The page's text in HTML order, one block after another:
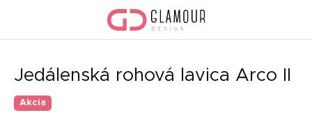
Jedálenská rohová lavica Arco II
Akcia